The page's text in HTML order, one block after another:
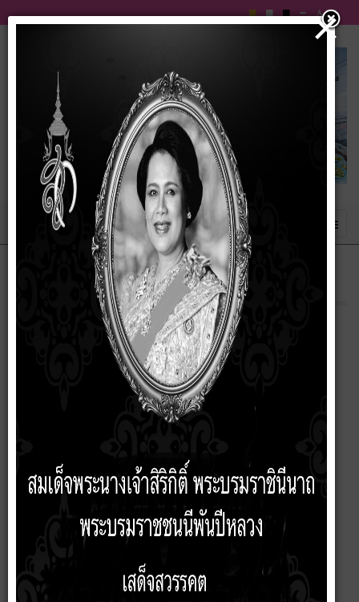
แนวปฏิบัติตนทางจริยธรรม Dos & Don'ts
13 กุมภาพันธ์ 2567
แนวปฏิบัติตนทางจริยธรรม Dos & Don'ts
×